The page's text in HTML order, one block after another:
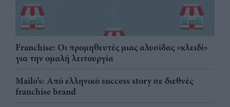
Franchise: Οι προμηθευτές μιας αλυσίδας «κλειδί»
για την ομαλή λειτουργία
Mailo’s: Από ελληνικό success story σε διεθνές
franchise brand